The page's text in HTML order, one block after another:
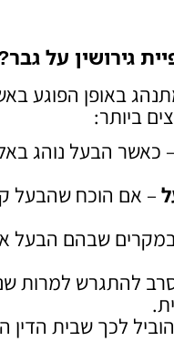
גירושין על גבר
באופן הפוגע
ביותר:
– כאשר הבעל נוהג
– אם הוכח שהבעל
שבהם הבעל
להתגרש למרות
לכך שבית הדין